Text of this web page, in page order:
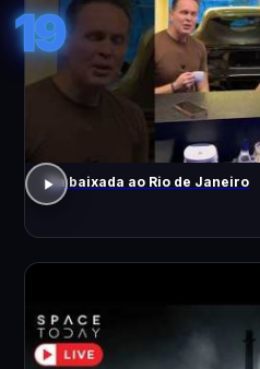
19
Da baixada ao Rio de Janeiro